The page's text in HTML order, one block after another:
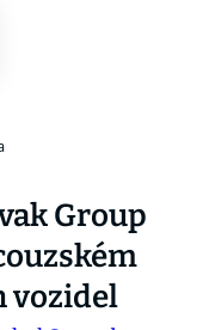
Group
vozidel